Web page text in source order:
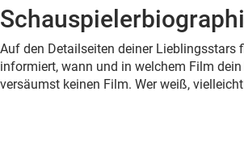
Auf den Detailseiten deiner Lieblingsstars
informiert, wann und in welchem Film
versäumst keinen Film. Wer weiß,